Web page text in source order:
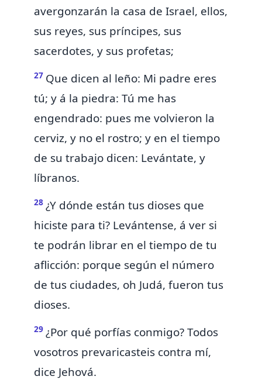
avergonzarán la casa de Israel, ellos,
sus reyes, sus príncipes, sus
sacerdotes, y sus profetas;
27 Que dicen al leño: Mi padre eres
tú; y á la piedra: Tú me has
engendrado: pues me volvieron la
cerviz, y no el rostro; y en el tiempo
de su trabajo dicen: Levántate, y
líbranos.
28 ¿Y dónde están tus dioses que
hiciste para ti? Levántense, á ver si
te podrán librar en el tiempo de tu
aflicción: porque según el número
de tus ciudades, oh Judá, fueron tus
dioses.
29 ¿Por qué porfías conmigo? Todos
vosotros prevaricasteis contra mí,
dice Jehová.